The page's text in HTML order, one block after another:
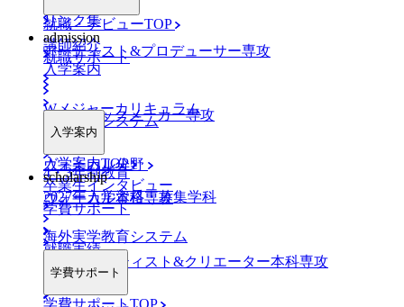
リンク集
アーティスト&プロデューサー専攻
DJ&トラックメーカー専攻
ヴォーカル分野
ヴォーカル本科専攻
ネットアーティスト&クリエーター本科専攻
講師紹介
Wメジャーカリキュラム
4・3年制教育
海外実学教育システム
就職・デビューTOP
就職サポート
デビューシステム
卒業生インタビュー
就職実績
admission
入学案内
入学案内
入学案内TOP
2027年入学資格・募集学科
scholarship
学費サポート
学費サポート
学費サポートTOP